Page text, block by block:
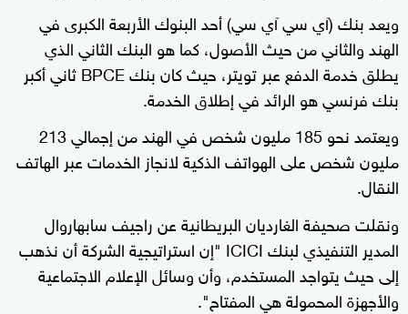
ويعد بنك (آي سي آي سي) أحد البنوك الأربعة الكبرى في
الهند والثاني من حيث الأصول، كما هو البنك الثاني الذي
يطلق خدمة الدفع عبر تويتر، حيث كان بنك BPCE ثاني أكبر
بنك فرنسي هو الرائد في إطلاق الخدمة.
ويعتمد نحو 185 مليون شخص في الهند من إجمالي 213
مليون شخص على الهواتف الذكية لانجاز الخدمات عبر الهاتف
النقال.
ونقلت صحيفة الغارديان البريطانية عن راجيف سابهاروال
المدير التنفيذي لبنك ICICI "إن استراتيجية الشركة أن نذهب
إلى حيث يتواجد المستخدم، وأن وسائل الإعلام الاجتماعية
والأجهزة المحمولة هي المفتاح".